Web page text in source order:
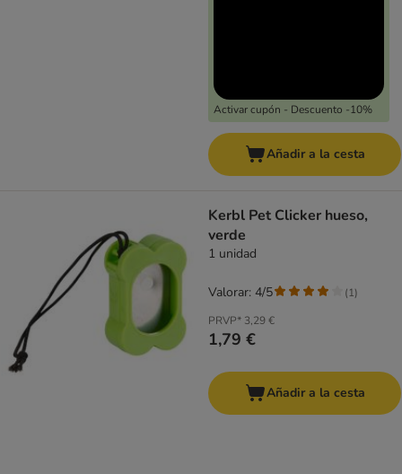
Activar cupón - Descuento -10%
Añadir a la cesta
Kerbl Pet Clicker hueso,
verde
1 unidad
PRVP* 3,29 €
1,79 €
Valorar: 4/5 (1)
Añadir a la cesta